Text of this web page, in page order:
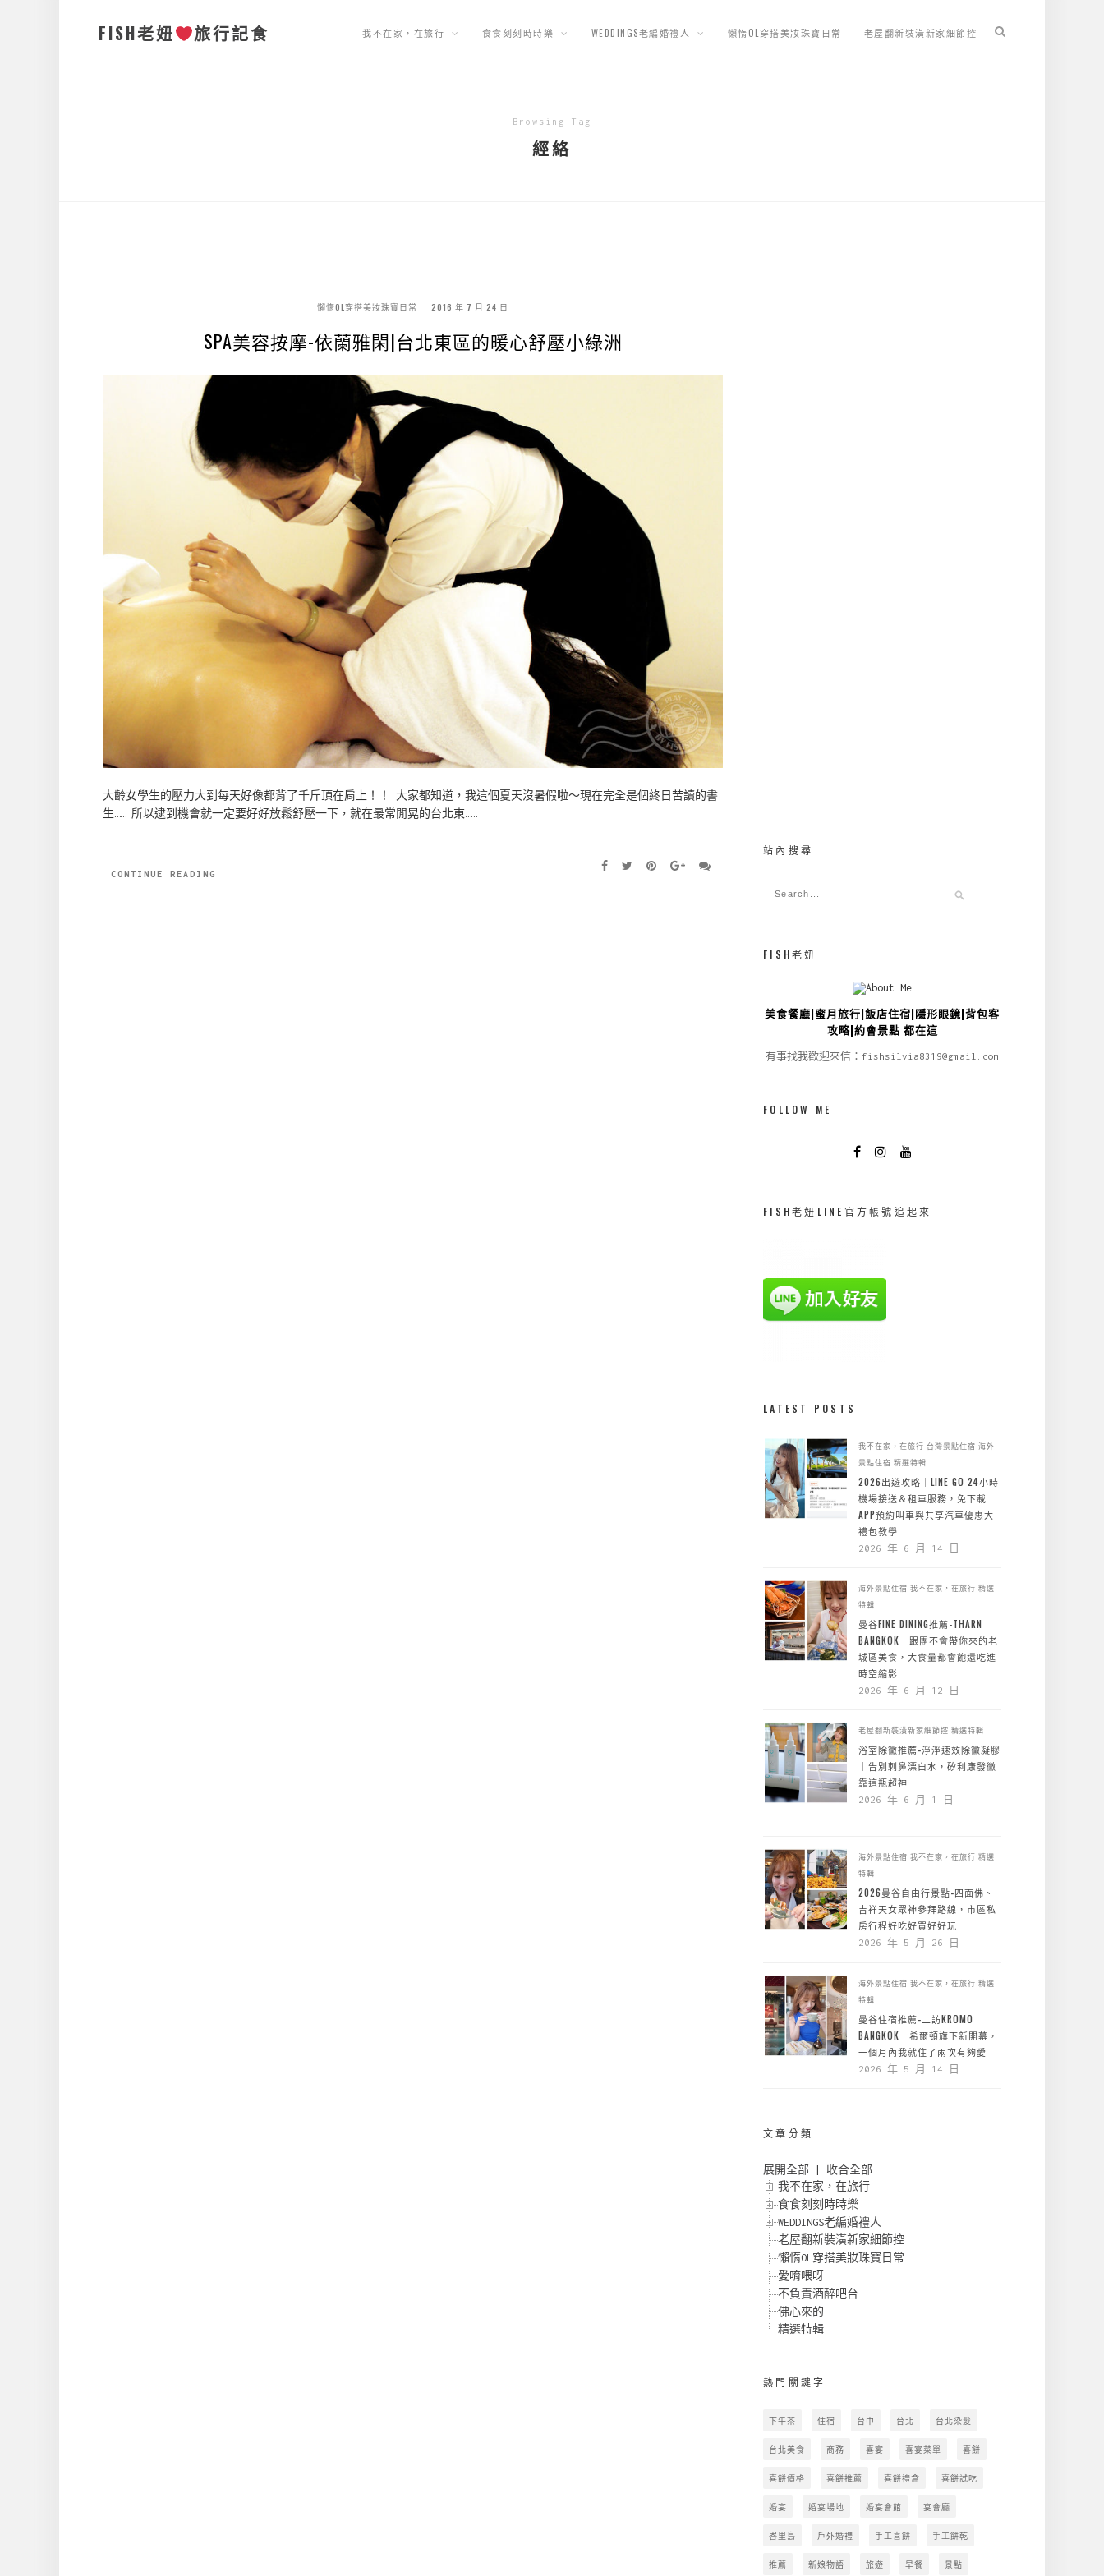
FISH老妞 旅行記食 我不在家，在旅行 食食刻刻時時樂 WEDDINGS老編婚禮人 懶惰OL穿搭美妝珠寶日常 老屋翻新裝潢新家細節控
Browsing Tag
經絡
懶惰OL穿搭美妝珠寶日常 2016 年 7 月 24 日
SPA美容按摩-依蘭雅閑|台北東區的暖心舒壓小綠洲
大齡女學生的壓力大到每天好像都背了千斤頂在肩上！！ 大家都知道，我這個夏天沒暑假啦～現在完全是個終日苦讀的書
生…… 所以逮到機會就一定要好好放鬆舒壓一下，就在最常閒晃的台北東……
CONTINUE READING
站內搜尋
FISH老妞
美食餐廳|蜜月旅行|飯店住宿|隱形眼鏡|背包客
攻略|約會景點 都在這
有事找我歡迎來信：fishsilvia8319@gmail.com
FOLLOW ME
FISH老妞LINE官方帳號追起來
LATEST POSTS
我不在家，在旅行 台灣景點住宿 海外
景點住宿 精選特輯
2026出遊攻略｜LINE GO 24小時
機場接送＆租車服務，免下載
APP預約叫車與共享汽車優惠大
禮包教學
2026 年 6 月 14 日
海外景點住宿 我不在家，在旅行 精選
特輯
曼谷FINE DINING推薦-THARN
BANGKOK｜跟團不會帶你來的老
城區美食，大食量都會飽還吃進
時空縮影
2026 年 6 月 12 日
老屋翻新裝潢新家細節控 精選特輯
浴室除黴推薦-淨淨速效除黴凝膠
｜告別刺鼻漂白水，矽利康發黴
靠這瓶超神
2026 年 6 月 1 日
海外景點住宿 我不在家，在旅行 精選
特輯
2026曼谷自由行景點-四面佛、
吉祥天女眾神參拜路線，市區私
房行程好吃好買好好玩
2026 年 5 月 26 日
海外景點住宿 我不在家，在旅行 精選
特輯
曼谷住宿推薦-二訪KROMO
BANGKOK｜希爾頓旗下新開幕，
一個月內我就住了兩次有夠愛
2026 年 5 月 14 日
文章分類
展開全部
收合全部
我不在家，在旅行
食食刻刻時時樂
WEDDINGS老編婚禮人
老屋翻新裝潢新家細節控
懶惰OL穿搭美妝珠寶日常
愛唷喂呀
不負責酒醉吧台
佛心來的
精選特輯
熱門關鍵字
下午茶 住宿 台中 台北 台北染髮
台北美食 商務 喜宴 喜宴菜單 喜餅
喜餅價格 喜餅推薦 喜餅禮盒 喜餅試吃
婚宴 婚宴場地 婚宴會館 宴會廳
峇里島 戶外婚禮 手工喜餅 手工餅乾
推薦 新娘物語 旅遊 早餐 景點